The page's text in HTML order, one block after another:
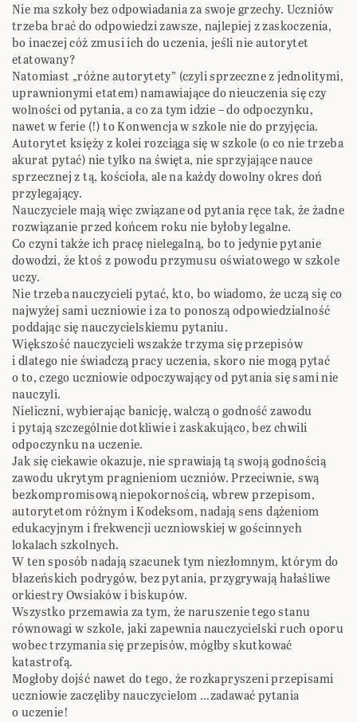
Nie ma szkoły bez odpowiadania za swoje grzechy. Uczniów
trzeba brać do odpowiedzi zawsze, najlepiej z zaskoczenia,
bo inaczej cóż zmusi ich do uczenia, jeśli nie autorytet
etatowany?
Natomiast „różne autorytety” (czyli sprzeczne z jednolitymi,
uprawnionymi etatem) namawiające do nieuczenia się czy
wolności od pytania, a co za tym idzie – do odpoczynku,
nawet w ferie (!) to Konwencja w szkole nie do przyjęcia.
Autorytet księży z kolei rozciąga się w szkole (o co nie trzeba
akurat pytać) nie tylko na święta, nie sprzyjające nauce
sprzecznej z tą, kościoła, ale na każdy dowolny okres doń
przylegający.
Nauczyciele mają więc związane od pytania ręce tak, że żadne
rozwiązanie przed końcem roku nie byłoby legalne.
Co czyni także ich pracę nielegalną, bo to jedynie pytanie
dowodzi, że ktoś z powodu przymusu oświatowego w szkole
uczy.
Nie trzeba nauczycieli pytać, kto, bo wiadomo, że uczą się co
najwyżej sami uczniowie i za to ponoszą odpowiedzialność
poddając się nauczycielskiemu pytaniu.
Większość nauczycieli wszakże trzyma się przepisów
i dlatego nie świadczą pracy uczenia, skoro nie mogą pytać
o to, czego uczniowie odpoczywający od pytania się sami nie
nauczyli.
Nieliczni, wybierając banicję, walczą o godność zawodu
i pytają szczególnie dotkliwie i zaskakująco, bez chwili
odpoczynku na uczenie.
Jak się ciekawie okazuje, nie sprawiają tą swoją godnością
zawodu ukrytym pragnieniom uczniów. Przeciwnie, swą
bezkompromisową niepokornością, wbrew przepisom,
autorytetom różnym i Kodeksom, nadają sens dążeniom
edukacyjnym i frekwencji uczniowskiej w gościnnych
lokalach szkolnych.
W ten sposób nadają szacunek tym niezłomnym, którym do
błazeńskich podrygów, bez pytania, przygrywają hałaśliwe
orkiestry Owsiaków i biskupów.
Wszystko przemawia za tym, że naruszenie tego stanu
równowagi w szkole, jaki zapewnia nauczycielski ruch oporu
wobec trzymania się przepisów, mógłby skutkować
katastrofą.
Mogłoby dojść nawet do tego, że rozkapryszeni przepisami
uczniowie zaczęliby nauczycielom …zadawać pytania
o uczenie!